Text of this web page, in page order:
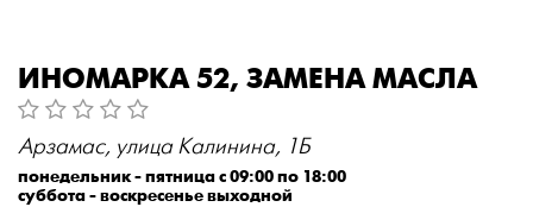
ИНОМАРКА 52, ЗАМЕНА МАСЛА
Арзамас, улица Калинина, 1Б
понедельник - пятница с 09:00 по 18:00
суббота - воскресенье выходной